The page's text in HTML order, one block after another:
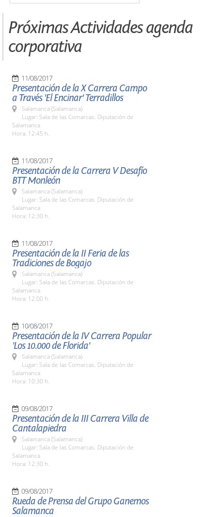
Próximas Actividades agenda
corporativa
11/08/2017
Presentación de la X Carrera Campo
a Través 'El Encinar' Terradillos
Salamanca (Salamanca)
Lugar: Sala de las Comarcas. Diputación de
Salamanca
Hora: 12:45 h.
11/08/2017
Presentación de la Carrera V Desafío
BTT Monleón
Salamanca (Salamanca)
Lugar: Sala de las Comarcas. Diputación de
Salamanca
Hora: 12:30 h.
11/08/2017
Presentación de la II Feria de las
Tradiciones de Bogajo
Salamanca (Salamanca)
Lugar: Sala de las Comarcas. Diputación de
Salamanca
Hora: 12:00 h.
10/08/2017
Presentación de la IV Carrera Popular
'Los 10.000 de Florida'
Salamanca (Salamanca)
Lugar: Sala de las Comarcas. Diputación de
Salamanca
Hora: 10:30 h.
09/08/2017
Presentación de la III Carrera Villa de
Cantalapiedra
Salamanca (Salamanca)
Lugar: Sala de las Comarcas. Diputación de
Salamanca
Hora: 12:30 h.
09/08/2017
Rueda de Prensa del Grupo Ganemos
Salamanca